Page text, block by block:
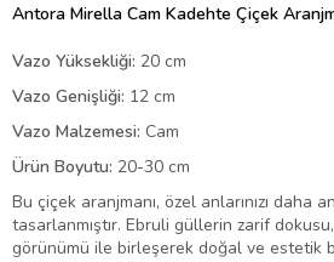
Antora Mirella Cam Kadehte Çiçek
Vazo Yüksekliği: 20 cm
Vazo Genişliği: 12 cm
Vazo Malzemesi: Cam
Ürün Boyutu: 20-30 cm
Bu çiçek aranjmanı, özel anlarınızı daha
tasarlanmıştır. Ebruli güllerin zarif
görünümü ile birleşerek doğal ve estetik